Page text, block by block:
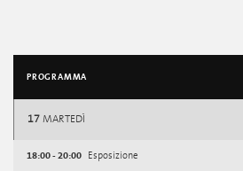
PROGRAMMA
17 MARTEDÌ
18:00 - 20:00 Esposizione